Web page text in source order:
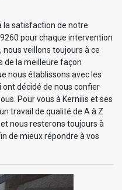
la satisfaction de notre
pour chaque intervention
veillons toujours à ce
de la meilleure façon
nous établissons avec les
décidé de nous confier
Pour vous à Kernilis et ses
travail de qualité de A à Z
nous resterons toujours à
de mieux répondre à vos